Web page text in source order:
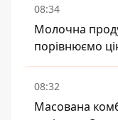
08:34
Молочна
порівнюємо
08:32
Масована